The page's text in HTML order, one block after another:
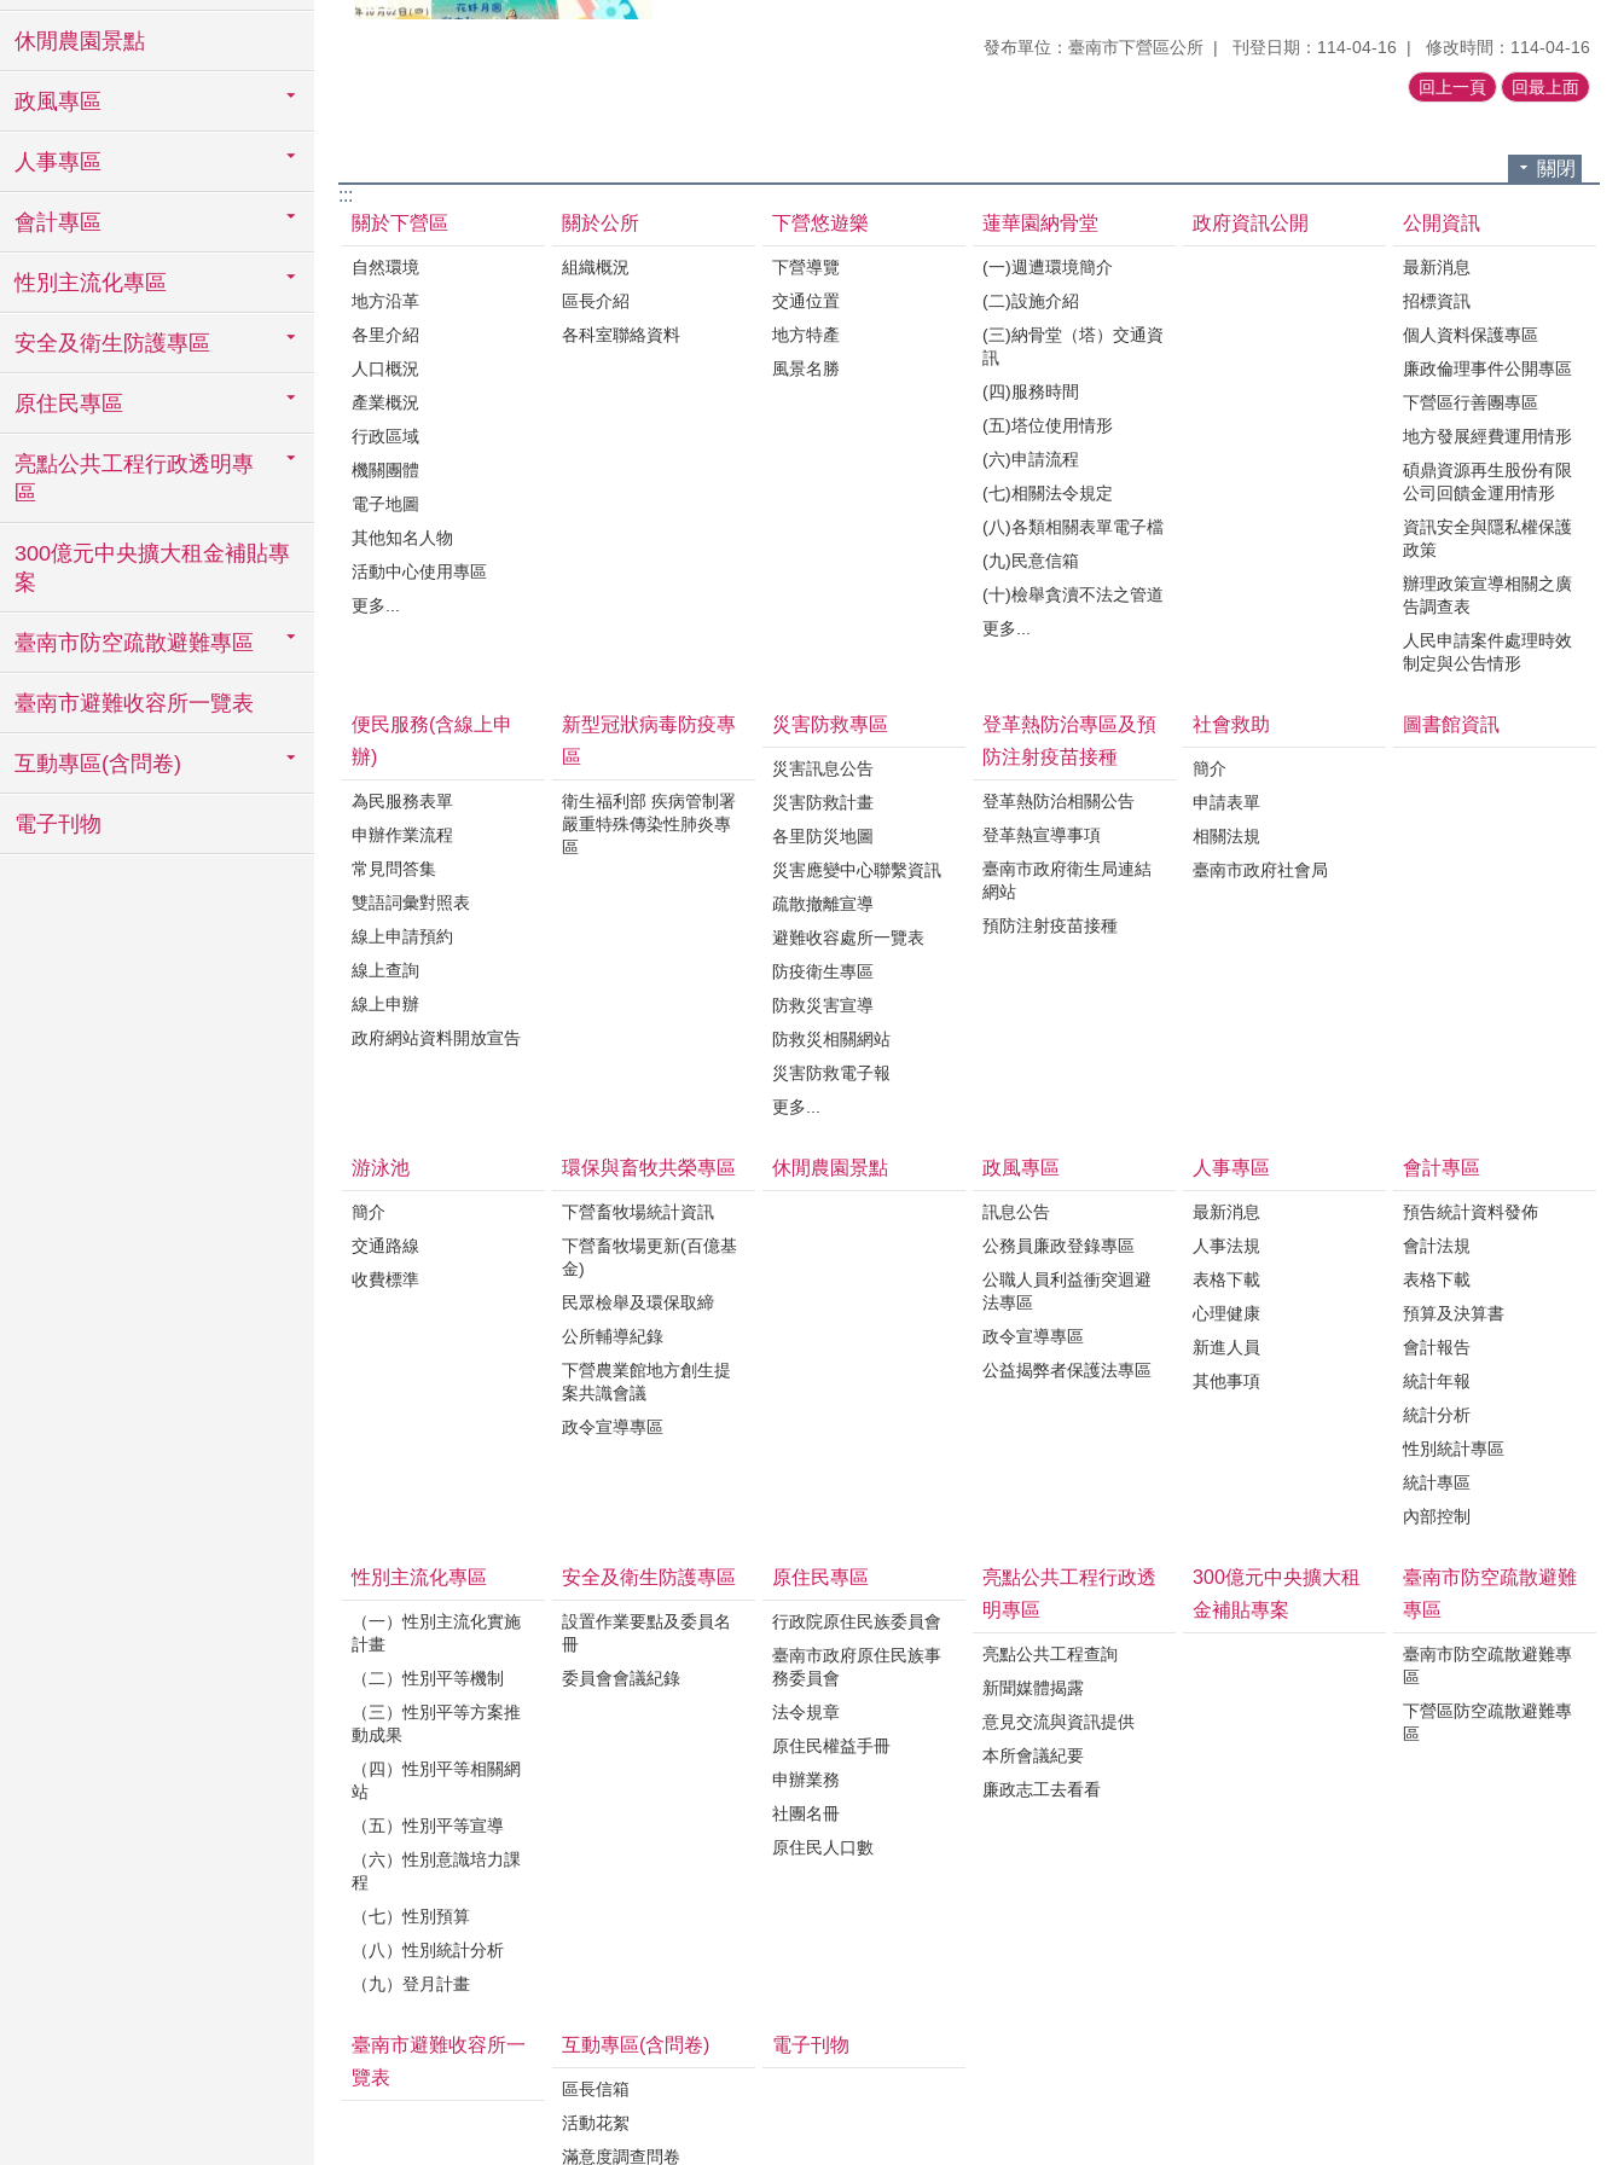
休閒農園景點
政風專區
人事專區
會計專區
性別主流化專區
安全及衛生防護專區
原住民專區
亮點公共工程行政透明專
區
300億元中央擴大租金補貼專
案
臺南市防空疏散避難專區
臺南市避難收容所一覽表
互動專區(含問卷)
電子刊物
發布單位：臺南市下營區公所 刊登日期：114-04-16 修改時間：114-04-16
回上一頁 回最上面
關閉
:::
關於下營區
自然環境
地方沿革
各里介紹
人口概況
產業概況
行政區域
機關團體
電子地圖
其他知名人物
活動中心使用專區
更多...
關於公所
組織概況
區長介紹
各科室聯絡資料
下營悠遊樂
下營導覽
交通位置
地方特產
風景名勝
蓮華園納骨堂
(一)週遭環境簡介
(二)設施介紹
(三)納骨堂（塔）交通資
訊
(四)服務時間
(五)塔位使用情形
(六)申請流程
(七)相關法令規定
(八)各類相關表單電子檔
(九)民意信箱
(十)檢舉貪瀆不法之管道
更多...
政府資訊公開 公開資訊
最新消息
招標資訊
個人資料保護專區
廉政倫理事件公開專區
下營區行善團專區
地方發展經費運用情形
碩鼎資源再生股份有限
公司回饋金運用情形
資訊安全與隱私權保護
政策
辦理政策宣導相關之廣
告調查表
人民申請案件處理時效
制定與公告情形
便民服務(含線上申
辦)
為民服務表單
申辦作業流程
常見問答集
雙語詞彙對照表
線上申請預約
線上查詢
線上申辦
政府網站資料開放宣告
新型冠狀病毒防疫專
區
衛生福利部 疾病管制署
嚴重特殊傳染性肺炎專
區
災害防救專區
災害訊息公告
災害防救計畫
各里防災地圖
災害應變中心聯繫資訊
疏散撤離宣導
避難收容處所一覽表
防疫衛生專區
防救災害宣導
防救災相關網站
災害防救電子報
更多...
登革熱防治專區及預
防注射疫苗接種
登革熱防治相關公告
登革熱宣導事項
臺南市政府衛生局連結
網站
預防注射疫苗接種
社會救助
簡介
申請表單
相關法規
臺南市政府社會局
圖書館資訊
游泳池
簡介
交通路線
收費標準
環保與畜牧共榮專區
下營畜牧場統計資訊
下營畜牧場更新(百億基
金)
民眾檢舉及環保取締
公所輔導紀錄
下營農業館地方創生提
案共識會議
政令宣導專區
休閒農園景點 政風專區
訊息公告
公務員廉政登錄專區
公職人員利益衝突迴避
法專區
政令宣導專區
公益揭弊者保護法專區
人事專區
最新消息
人事法規
表格下載
心理健康
新進人員
其他事項
會計專區
預告統計資料發佈
會計法規
表格下載
預算及決算書
會計報告
統計年報
統計分析
性別統計專區
統計專區
內部控制
性別主流化專區
（一）性別主流化實施
計畫
（二）性別平等機制
（三）性別平等方案推
動成果
（四）性別平等相關網
站
（五）性別平等宣導
（六）性別意識培力課
程
（七）性別預算
（八）性別統計分析
（九）登月計畫
安全及衛生防護專區
設置作業要點及委員名
冊
委員會會議紀錄
原住民專區
行政院原住民族委員會
臺南市政府原住民族事
務委員會
法令規章
原住民權益手冊
申辦業務
社團名冊
原住民人口數
亮點公共工程行政透
明專區
亮點公共工程查詢
新聞媒體揭露
意見交流與資訊提供
本所會議紀要
廉政志工去看看
300億元中央擴大租
金補貼專案
臺南市防空疏散避難
專區
臺南市防空疏散避難專
區
下營區防空疏散避難專
區
臺南市避難收容所一
覽表
互動專區(含問卷)
區長信箱
活動花絮
滿意度調查問卷
電子刊物